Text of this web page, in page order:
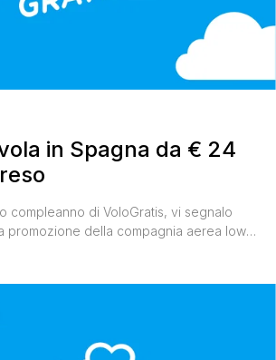
in Spagna da € 24
compleanno di VoloGratis, vi segnalo
promozione della compagnia aerea low
2010 e il 26 marzo 2011. Per accedere
di seguito: Voli LowCost [']